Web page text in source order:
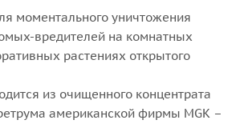
моментального уничтожения
вредителей на комнатных
растениях открытого
из очищенного концентрата
американской фирмы MGK –